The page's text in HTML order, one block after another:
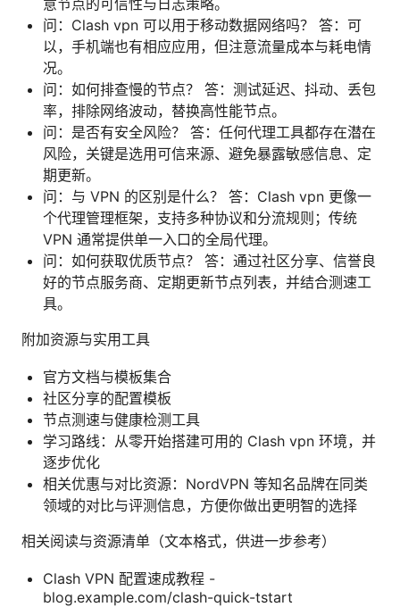
问：Clash vpn 可以用于移动数据网络吗？ 答：可
以，手机端也有相应应用，但注意流量成本与耗电情
况。
问：如何排查慢的节点？ 答：测试延迟、抖动、丢包
率，排除网络波动，替换高性能节点。
问：是否有安全风险？ 答：任何代理工具都存在潜在
风险，关键是选用可信来源、避免暴露敏感信息、定
期更新。
问：与 VPN 的区别是什么？ 答：Clash vpn 更像一
个代理管理框架，支持多种协议和分流规则；传统
VPN 通常提供单一入口的全局代理。
问：如何获取优质节点？ 答：通过社区分享、信誉良
好的节点服务商、定期更新节点列表，并结合测速工
具。
附加资源与实用工具
官方文档与模板集合
社区分享的配置模板
节点测速与健康检测工具
学习路线：从零开始搭建可用的 Clash vpn 环境，并
逐步优化
相关优惠与对比资源：NordVPN 等知名品牌在同类
领域的对比与评测信息，方便你做出更明智的选择
相关阅读与资源清单（文本格式，供进一步参考）
Clash VPN 配置速成教程 -
blog.example.com/clash-quick-tstart